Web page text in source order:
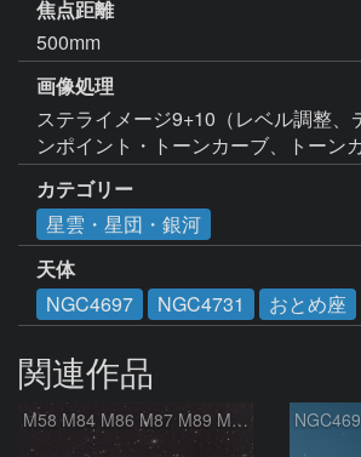
焦点距離
500mm
画像処理
ステライメージ9+10（レベル調整、
カテゴリー
星雲・星団・銀河
天体
NGC4697
NGC4731 おとめ座
関連作品
M58 M84 M86 M87 M89 M90 マルカリアンの銀河鎖 おとめ座 かみのけ座